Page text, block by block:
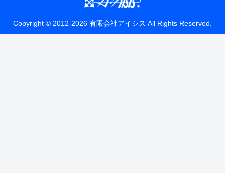
Copyright © 2012-2026 有限会社アイシス All Rights Reserved.